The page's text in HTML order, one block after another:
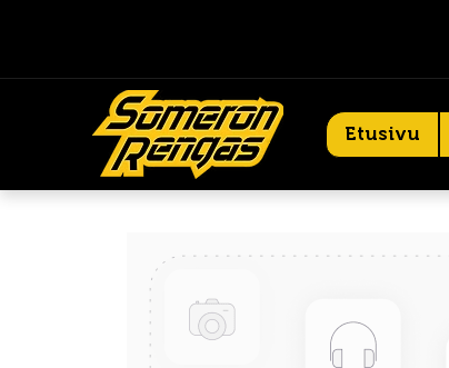
Etusivu